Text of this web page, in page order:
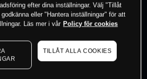
Börja handla
vägledande.
efter dina inställningar. Välj "Tillåt
eller "Hantera inställningar" för att
Läs mer i vår Policy för cookies
TILLÅT ALLA COOKIES